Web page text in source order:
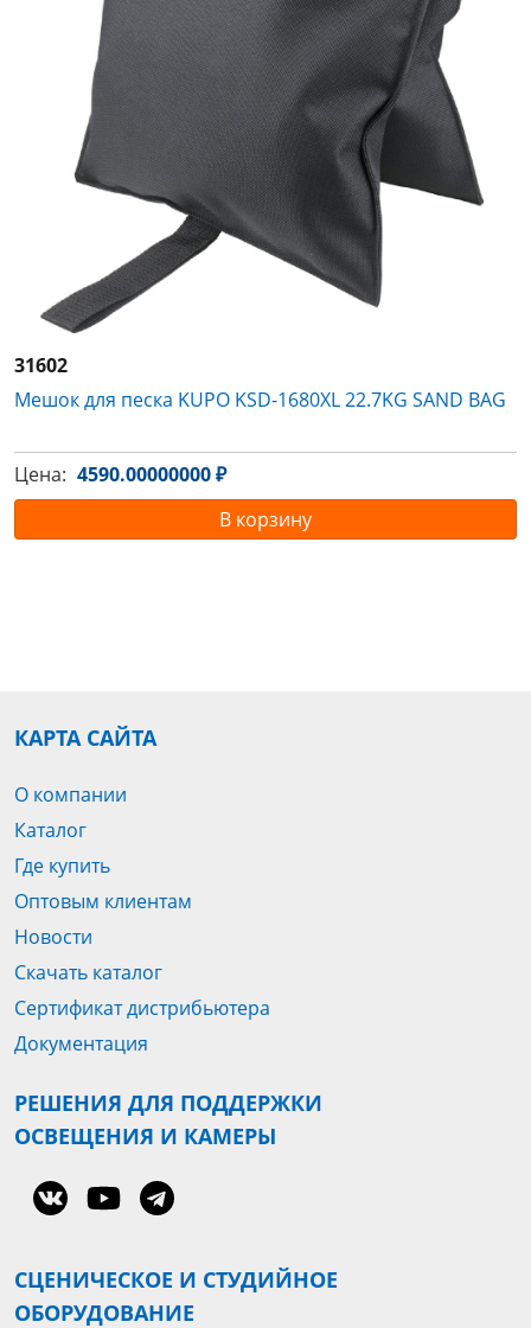
31602
Мешок для песка KUPO KSD-1680XL 22.7KG SAND BAG
Цена: 4590.00000000 ₽
В корзину
КАРТА САЙТА
О компании
Каталог
Где купить
Оптовым клиентам
Новости
Скачать каталог
Сертификат дистрибьютера
Документация
РЕШЕНИЯ ДЛЯ ПОДДЕРЖКИ
ОСВЕЩЕНИЯ И КАМЕРЫ
СЦЕНИЧЕСКОЕ И СТУДИЙНОЕ
ОБОРУДОВАНИЕ